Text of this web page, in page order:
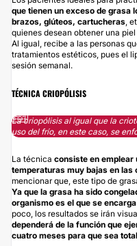
que tienen un exceso de grasa
brazos, glúteos, cartucheras,
quienes desean obtener una
Al igual, recibe a las personas
tratamientos estéticos, pues el
sesión semanal.
TÉCNICA CRIOPÓLISIS
La criopólisis al igual que la
uso del frío, en este caso, se
La técnica consiste en emplear
temperaturas muy bajas en las
mencionar que, este tipo de
Ya que la grasa ha sido
organismo es el que se
poco, los resultados se irán
dependerá de la función que
cuatro meses para que sea